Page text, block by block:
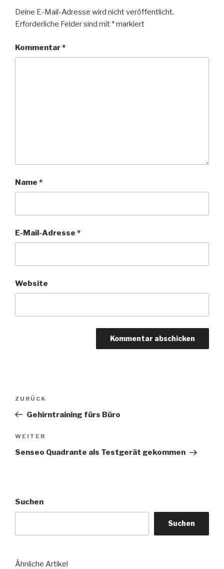
Deine E-Mail-Adresse wird nicht veröffentlicht.
Erforderliche Felder sind mit *markiert
Kommentar*
Name *
E-Mail-Adresse *
Website
Beitragsnavigation
Vorheriger
Beitrag
ZURÜCK
Gehirntraining fürs Büro
Nächster
Beitrag
WEITER
Senseo Quadrante als Testgerät gekommen
Suchen
Suchen
Ähnliche Artikel